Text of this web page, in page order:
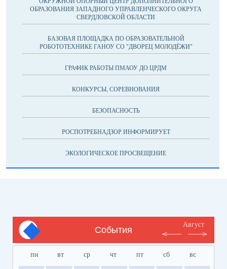
ОБРАЗОВАНИЯ ЗАПАДНОГО УПРАВЛЕНЧЕСКОГО ОКРУГА
СВЕРДЛОВСКОЙ ОБЛАСТИ
БАЗОВАЯ ПЛОЩАДКА ПО ОБРАЗОВАТЕЛЬНОЙ
РОБОТОТЕХНИКЕ ГАНОУ СО "ДВОРЕЦ МОЛОДЁЖИ"
ГРАФИК РАБОТЫ ПМАОУ ДО ЦРДМ
КОНКУРСЫ, СОРЕВНОВАНИЯ
БЕЗОПАСНОСТЬ
РОСПОТРЕБНАДЗОР ИНФОРМИРУЕТ
ЭКОЛОГИЧЕСКОЕ ПРОСВЕЩЕНИЕ
События
Август
пн вт ср чт пт сб вс